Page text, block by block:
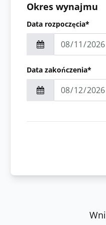
Okres wynajmu
Data rozpoczęcia*
Data zakończenia*